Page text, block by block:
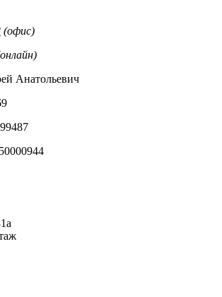
(офис)
Анатольевич